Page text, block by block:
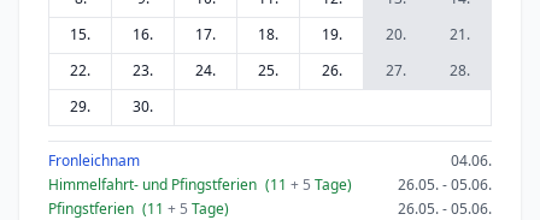
15.
16. 17. 18. 19. 20.
21.
22.
23. 24. 25. 26. 27.
28.
29.
30.
Fronleichnam
04.06.
Himmelfahrt- und Pfingstferien (11 + 5 Tage)
26.05. - 05.06.
Pfingstferien (11 + 5 Tage) 26.05. - 05.06.